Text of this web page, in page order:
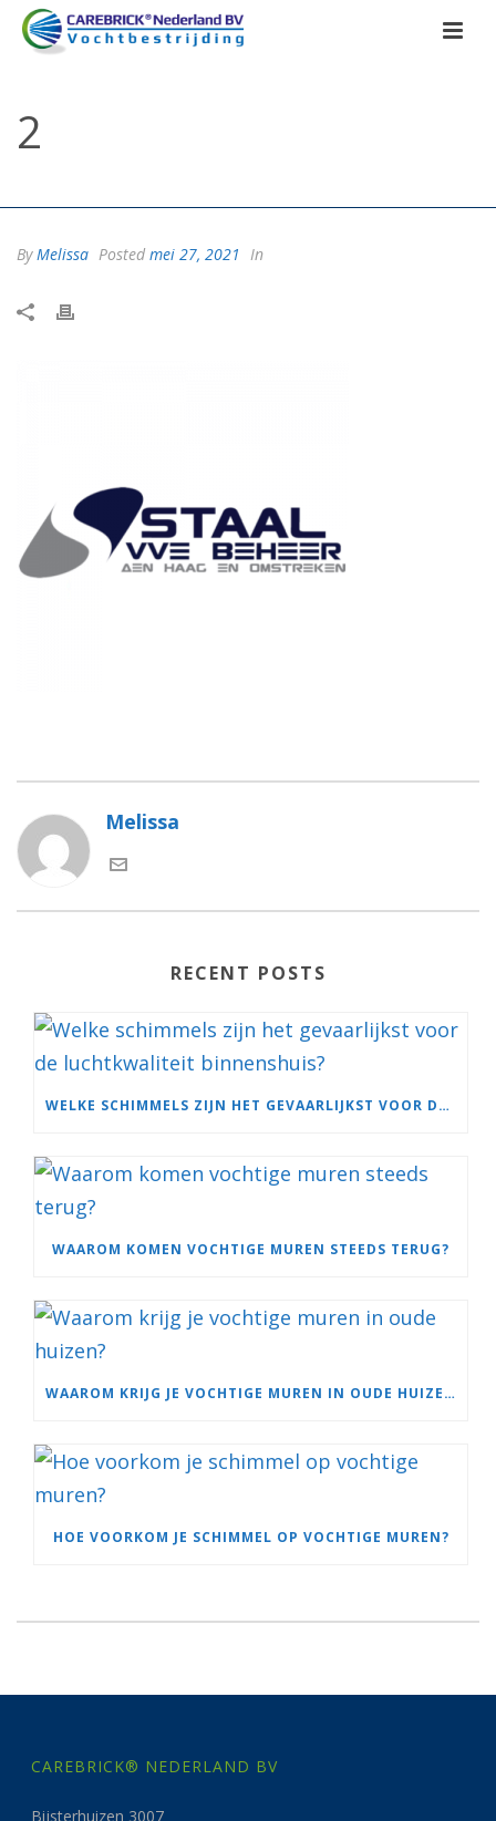
2
ByMelissa Posted mei 27, 2021 In
Melissa
RECENT POSTS
WELKE SCHIMMELS ZIJN HET GEVAARLIJKST VOOR DE LUCHTKWALITEIT BINNENSHUIS?
WAAROM KOMEN VOCHTIGE MUREN STEEDS TERUG?
WAAROM KRIJG JE VOCHTIGE MUREN IN OUDE HUIZEN?
HOE VOORKOM JE SCHIMMEL OP VOCHTIGE MUREN?
CAREBRICK® NEDERLAND BV
Bijsterhuizen 3007